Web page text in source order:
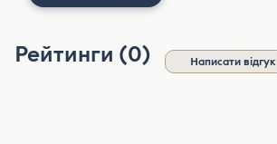
Рейтинги (0) Написати відгук